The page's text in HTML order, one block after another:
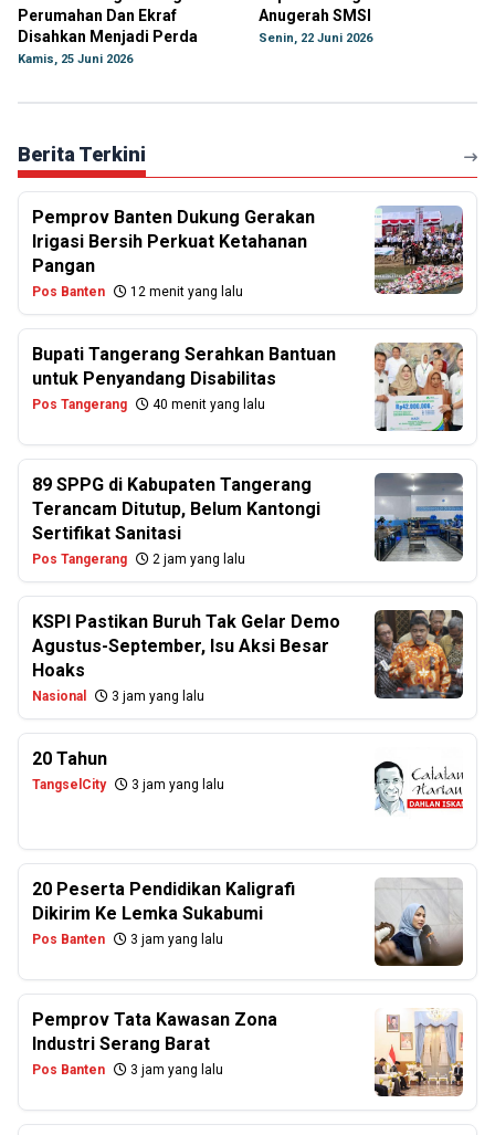
Perumahan Dan Ekraf
Disahkan Menjadi Perda
Kamis, 25 Juni 2026
Anugerah SMSI
Senin, 22 Juni 2026
Berita Terkini
Pemprov Banten Dukung Gerakan
Irigasi Bersih Perkuat Ketahanan
Pangan
Pos Banten 12 menit yang lalu
Bupati Tangerang Serahkan Bantuan
untuk Penyandang Disabilitas
Pos Tangerang 40 menit yang lalu
89 SPPG di Kabupaten Tangerang
Terancam Ditutup, Belum Kantongi
Sertifikat Sanitasi
Pos Tangerang 2 jam yang lalu
KSPI Pastikan Buruh Tak Gelar Demo
Agustus-September, Isu Aksi Besar
Hoaks
Nasional 3 jam yang lalu
20 Tahun
TangselCity 3 jam yang lalu
20 Peserta Pendidikan Kaligrafi
Dikirim Ke Lemka Sukabumi
Pos Banten 3 jam yang lalu
Pemprov Tata Kawasan Zona
Industri Serang Barat
Pos Banten 3 jam yang lalu